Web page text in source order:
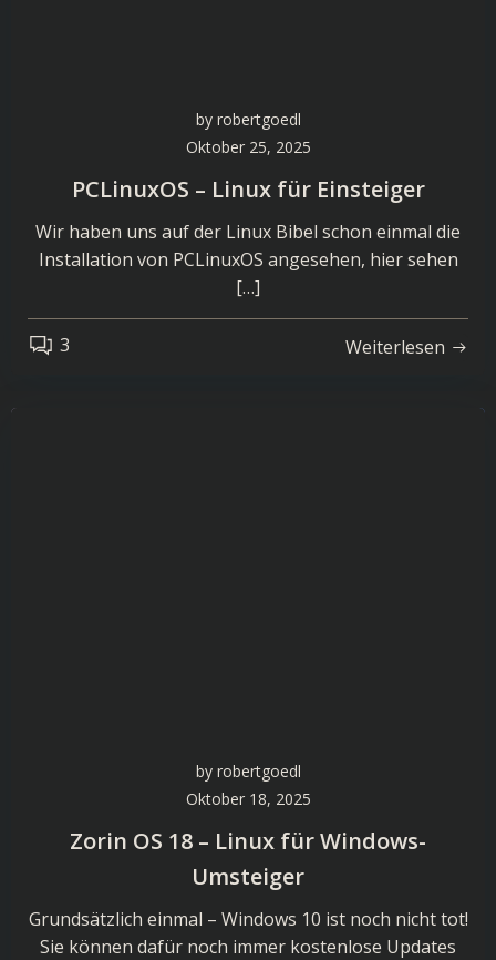
by robertgoedl
Oktober 25, 2025
PCLinuxOS – Linux für Einsteiger
Wir haben uns auf der Linux Bibel schon einmal die
Installation von PCLinuxOS angesehen, hier sehen
[…]
3 Weiterlesen
by robertgoedl
Oktober 18, 2025
Zorin OS 18 – Linux für Windows-
Umsteiger
Grundsätzlich einmal – Windows 10 ist noch nicht tot!
Sie können dafür noch immer kostenlose Updates